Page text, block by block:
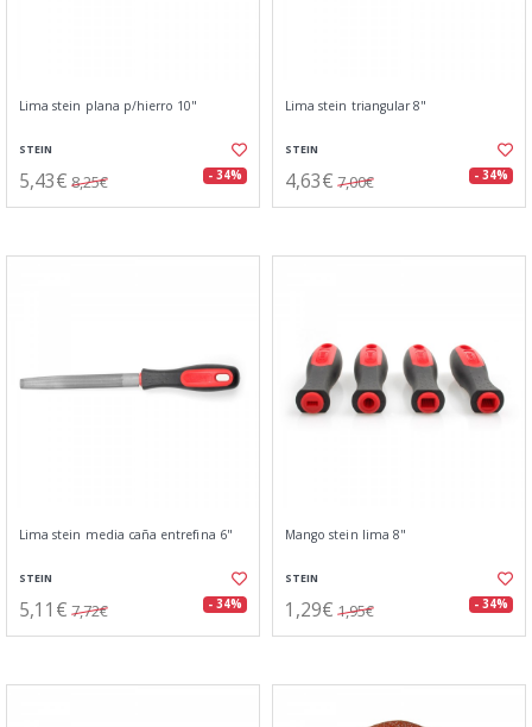
Lima stein plana p/hierro 10"
STEIN
5,43€ 8,25€ - 34%
Lima stein triangular 8"
STEIN
4,63€ 7,00€ - 34%
Lima stein media caña entrefina 6"
STEIN
5,11€ 7,72€ - 34%
Mango stein lima 8"
STEIN
1,29€ 1,95€ - 34%